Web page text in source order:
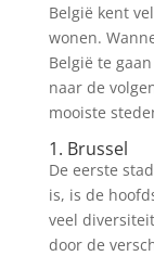
België kent
wonen.
België te
naar de
mooiste
1. Brussel
De eerste
is, is de
veel
door de